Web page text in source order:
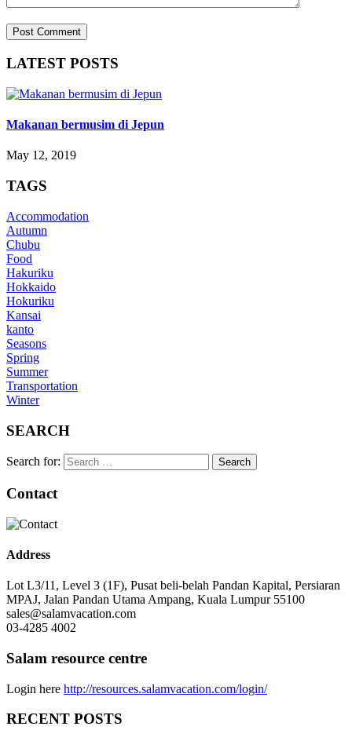
LATEST POSTS
Makanan bermusim di Jepun
May 12, 2019
TAGS
Accommodation
Autumn
Chubu
Food
Hakuriku
Hokkaido
Hokuriku
Kansai
kanto
Seasons
Spring
Summer
Transportation
Winter
SEARCH
Search for:
Contact
Address
Lot L3/11, Level 3 (1F), Pusat beli-belah Pandan Kapital, Persiaran
MPAJ, Jalan Pandan Utama Ampang, Kuala Lumpur 55100
sales@salamvacation.com
03-4285 4002
Salam resource centre
Login here http://resources.salamvacation.com/login/
RECENT POSTS